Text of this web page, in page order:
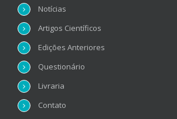
Notícias
Artigos Científicos
Edições Anteriores
Questionário
Livraria
Contato